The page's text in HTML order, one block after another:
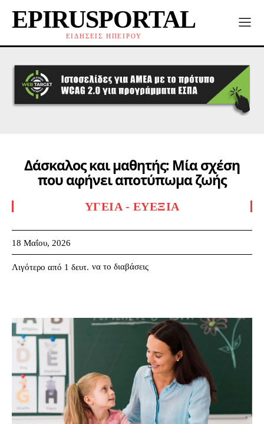
EPIRUSPORTAL
ΕΙΔΗΣΕΙΣ ΗΠΕΙΡΟΥ
Δάσκαλος και μαθητής: Μία σχέση
που αφήνει αποτύπωμα ζωής
ΥΓΕΊΑ - ΕΥΕΞΊΑ
18 Μαΐου, 2026
Λιγότερο από 1 δευτ. να το διαβάσεις